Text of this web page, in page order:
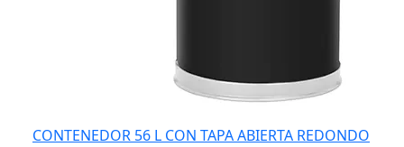
CONTENEDOR 56 L CON TAPA ABIERTA REDONDO